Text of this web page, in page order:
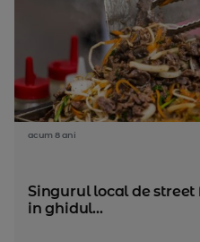
acum 8 ani
Singurul local de
in ghidul...